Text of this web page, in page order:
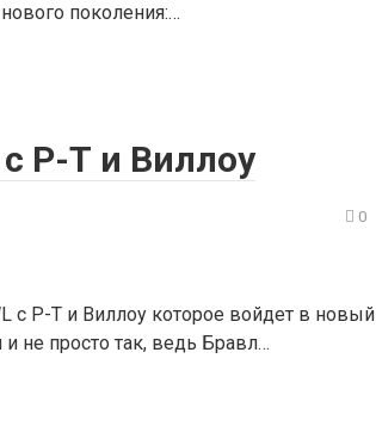
поколения:…
Р-Т и Виллоу
0
с Р-Т и Виллоу которое войдет в новый
и не просто так, ведь Бравл…